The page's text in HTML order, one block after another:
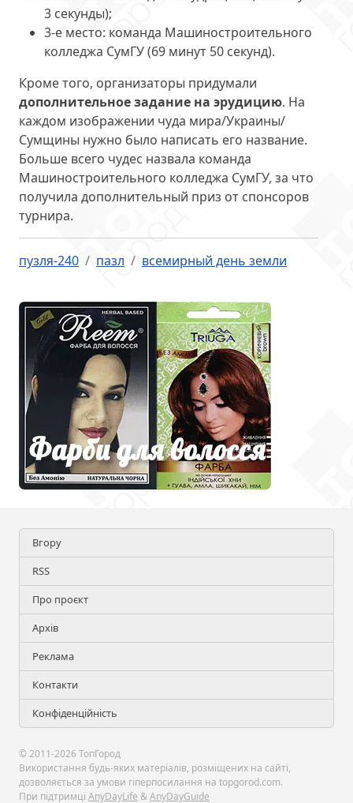
3 секунды);
3-е место: команда Машиностроительного
колледжа СумГУ (69 минут 50 секунд).
Кроме того, организаторы придумали
дополнительное задание на эрудицию. На
каждом изображении чуда мира/Украины/
Сумщины нужно было написать его название.
Больше всего чудес назвала команда
Машиностроительного колледжа СумГУ, за что
получила дополнительный приз от спонсоров
турнира.
пузля-240 пазл всемирный день земли
Вгору
RSS
Про проєкт
Архів
Реклама
Контакти
Конфіденційність
© 2011-2026 ТопГород
Використання будь-яких матеріалів, розміщених на сайті,
дозволяється за умови гіперпосилання на topgorod.com.
При підтримці AnyDayLife &AnyDayGuide